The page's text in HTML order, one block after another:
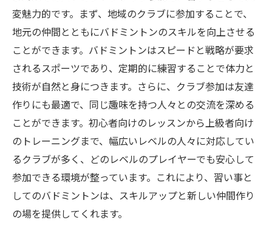
変魅力的です。まず、地域のクラブに参加することで、
地元の仲間とともにバドミントンのスキルを向上させる
ことができます。バドミントンはスピードと戦略が要求
されるスポーツであり、定期的に練習することで体力と
技術が自然と身につきます。さらに、クラブ参加は友達
作りにも最適で、同じ趣味を持つ人々との交流を深める
ことができます。初心者向けのレッスンから上級者向け
のトレーニングまで、幅広いレベルの人々に対応してい
るクラブが多く、どのレベルのプレイヤーでも安心して
参加できる環境が整っています。これにより、習い事と
してのバドミントンは、スキルアップと新しい仲間作り
の場を提供してくれます。